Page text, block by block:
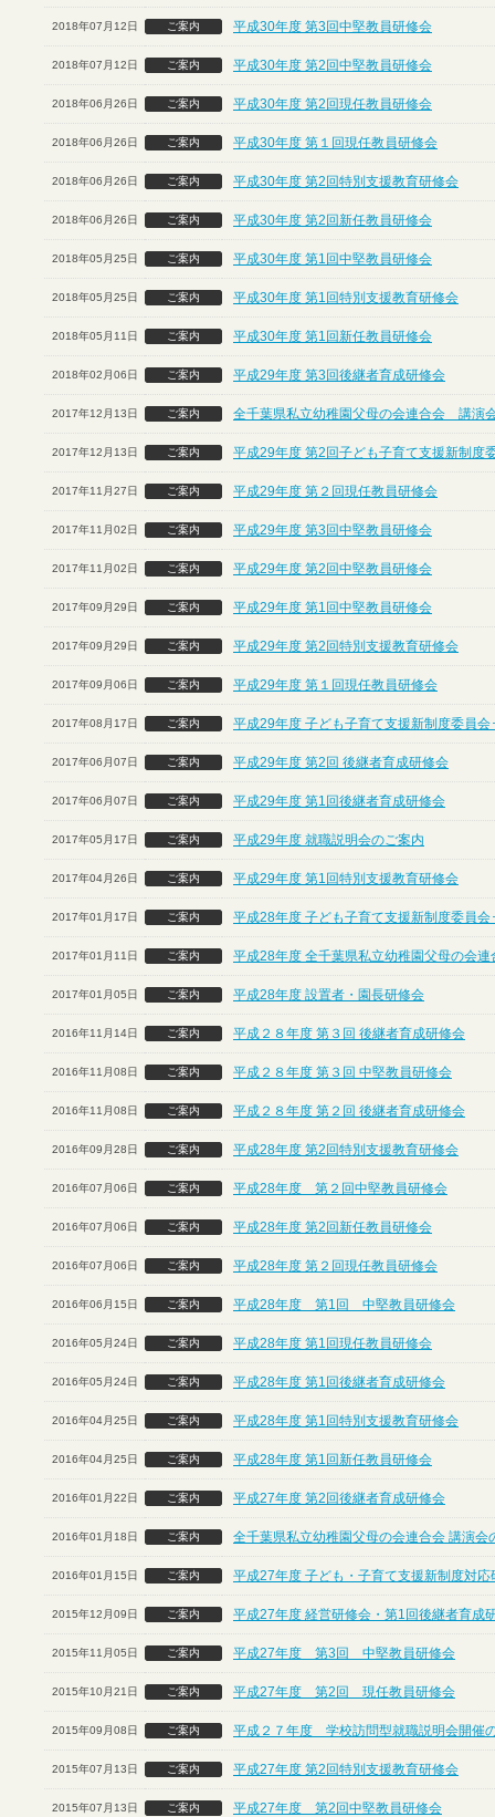
2018年07月12日 ご案内 平成30年度 第3回中堅教員研修会
2018年07月12日 ご案内 平成30年度 第2回中堅教員研修会
2018年06月26日 ご案内 平成30年度 第2回現任教員研修会
2018年06月26日 ご案内 平成30年度 第１回現任教員研修会
2018年06月26日 ご案内 平成30年度 第2回特別支援教育研修会
2018年06月26日 ご案内 平成30年度 第2回新任教員研修会
2018年05月25日 ご案内 平成30年度 第1回中堅教員研修会
2018年05月25日 ご案内 平成30年度 第1回特別支援教育研修会
2018年05月11日 ご案内 平成30年度 第1回新任教員研修会
2018年02月06日 ご案内 平成29年度 第3回後継者育成研修会
2017年12月13日 ご案内 全千葉県私立幼稚園父母の会連合会 講演
2017年12月13日 ご案内 平成29年度 第2回子ども子育て支援新制度
2017年11月27日 ご案内 平成29年度 第２回現任教員研修会
2017年11月02日 ご案内 平成29年度 第3回中堅教員研修会
2017年11月02日 ご案内 平成29年度 第2回中堅教員研修会
2017年09月29日 ご案内 平成29年度 第1回中堅教員研修会
2017年09月29日 ご案内 平成29年度 第2回特別支援教育研修会
2017年09月06日 ご案内 平成29年度 第１回現任教員研修会
2017年08月17日 ご案内 平成29年度 子ども子育て支援新制度委員会
2017年06月07日 ご案内 平成29年度 第2回 後継者育成研修会
2017年06月07日 ご案内 平成29年度 第1回後継者育成研修会
2017年05月17日 ご案内 平成29年度 就職説明会のご案内
2017年04月26日 ご案内 平成29年度 第1回特別支援教育研修会
2017年01月17日 ご案内 平成28年度 子ども子育て支援新制度委員
2017年01月11日 ご案内 平成28年度 全千葉県私立幼稚園父母の会
2017年01月05日 ご案内 平成28年度 設置者・園長研修会
2016年11月14日 ご案内 平成２８年度 第３回 後継者育成研修会
2016年11月08日 ご案内 平成２８年度 第３回 中堅教員研修会
2016年11月08日 ご案内 平成２８年度 第２回 後継者育成研修会
2016年09月28日 ご案内 平成28年度 第2回特別支援教育研修会
2016年07月06日 ご案内 平成28年度 第２回中堅教員研修会
2016年07月06日 ご案内 平成28年度 第2回新任教員研修会
2016年07月06日 ご案内 平成28年度 第２回現任教員研修会
2016年06月15日 ご案内 平成28年度 第1回 中堅教員研修会
2016年05月24日 ご案内 平成28年度 第1回現任教員研修会
2016年05月24日 ご案内 平成28年度 第1回後継者育成研修会
2016年04月25日 ご案内 平成28年度 第1回特別支援教育研修会
2016年04月25日 ご案内 平成28年度 第1回新任教員研修会
2016年01月22日 ご案内 平成27年度 第2回後継者育成研修会
2016年01月18日 ご案内 全千葉県私立幼稚園父母の会連合会 講演会
2016年01月15日 ご案内 平成27年度 子ども・子育て支援新制度対応
2015年12月09日 ご案内 平成27年度 経営研修会・第1回後継者育成
2015年11月05日 ご案内 平成27年度 第3回 中堅教員研修会
2015年10月21日 ご案内 平成27年度 第2回 現任教員研修会
2015年09月08日 ご案内 平成２７年度 学校訪問型就職説明会開催
2015年07月13日 ご案内 平成27年度 第2回特別支援教育研修会
2015年07月13日 ご案内 平成27年度 第2回中堅教員研修会